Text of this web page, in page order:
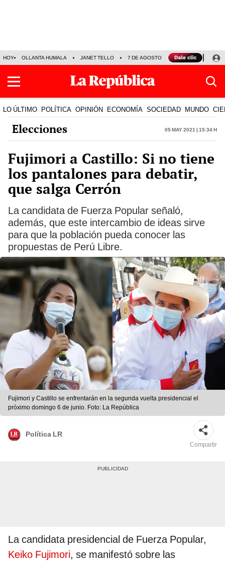
HOY OLLANTA HUMALA JANET TELLO 7 DE AGOSTO TINKA RESULTADOS
LO ÚLTIMO POLÍTICA OPINIÓN ECONOMÍA SOCIEDAD MUNDO
Elecciones 05 May 2021 | 15:34 h
Fujimori a Castillo: Si no tiene
los pantalones para debatir,
que salga Cerrón
La candidata de Fuerza Popular señaló,
además, que este intercambio de ideas sirve
para que la población pueda conocer las
propuestas de Perú Libre.
Fujimori y Castillo se enfrentarán en la segunda vuelta presidencial el
próximo domingo 6 de junio. Foto: La República
Política LR
Compartir
La candidata presidencial de Fuerza Popular,
Keiko Fujimori, se manifestó sobre las